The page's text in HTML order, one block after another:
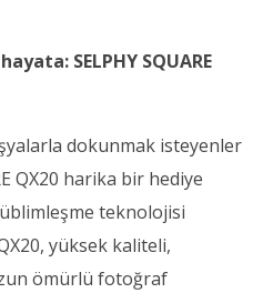
SELPHY SQUARE
dokunmak isteyenler
QX20 harika bir hediye
teknolojisi
yüksek kaliteli,
ömürlü fotoğraf